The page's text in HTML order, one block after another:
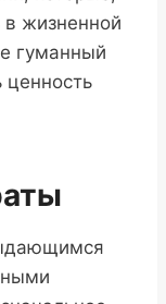
в жизненной
гуманный
ценность